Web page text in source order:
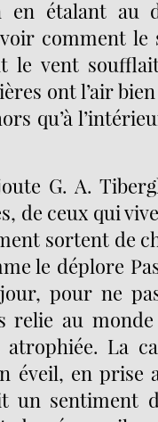
en étalant au
comment le
le vent
ont l’air
qu’à
G. A.
de ceux qui
sortent de
le déplore
pour ne
relie au
La
éveil, en prise
un sentiment